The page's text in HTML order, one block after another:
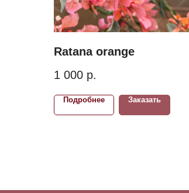
Ratana orange
1 000 р.
Подробнее Заказать